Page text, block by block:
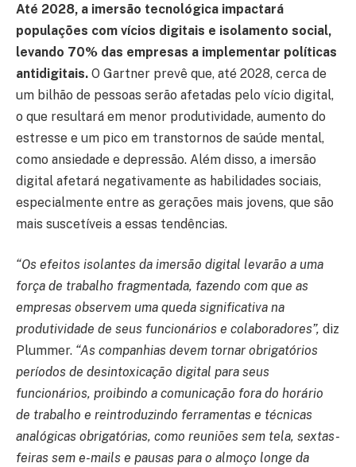
Até 2028, a imersão tecnológica impactará
populações com vícios digitais e isolamento social,
levando 70% das empresas a implementar políticas
antidigitais. O Gartner prevê que, até 2028, cerca de
um bilhão de pessoas serão afetadas pelo vício digital,
o que resultará em menor produtividade, aumento do
estresse e um pico em transtornos de saúde mental,
como ansiedade e depressão. Além disso, a imersão
digital afetará negativamente as habilidades sociais,
especialmente entre as gerações mais jovens, que são
mais suscetíveis a essas tendências.
“Os efeitos isolantes da imersão digital levarão a uma
força de trabalho fragmentada, fazendo com que as
empresas observem uma queda significativa na
produtividade de seus funcionários e colaboradores”, diz
Plummer. “As companhias devem tornar obrigatórios
períodos de desintoxicação digital para seus
funcionários, proibindo a comunicação fora do horário
de trabalho e reintroduzindo ferramentas e técnicas
analógicas obrigatórias, como reuniões sem tela, sextas-
feiras sem e-mails e pausas para o almoço longe da